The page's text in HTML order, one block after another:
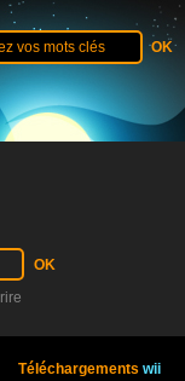
Téléchargements wii